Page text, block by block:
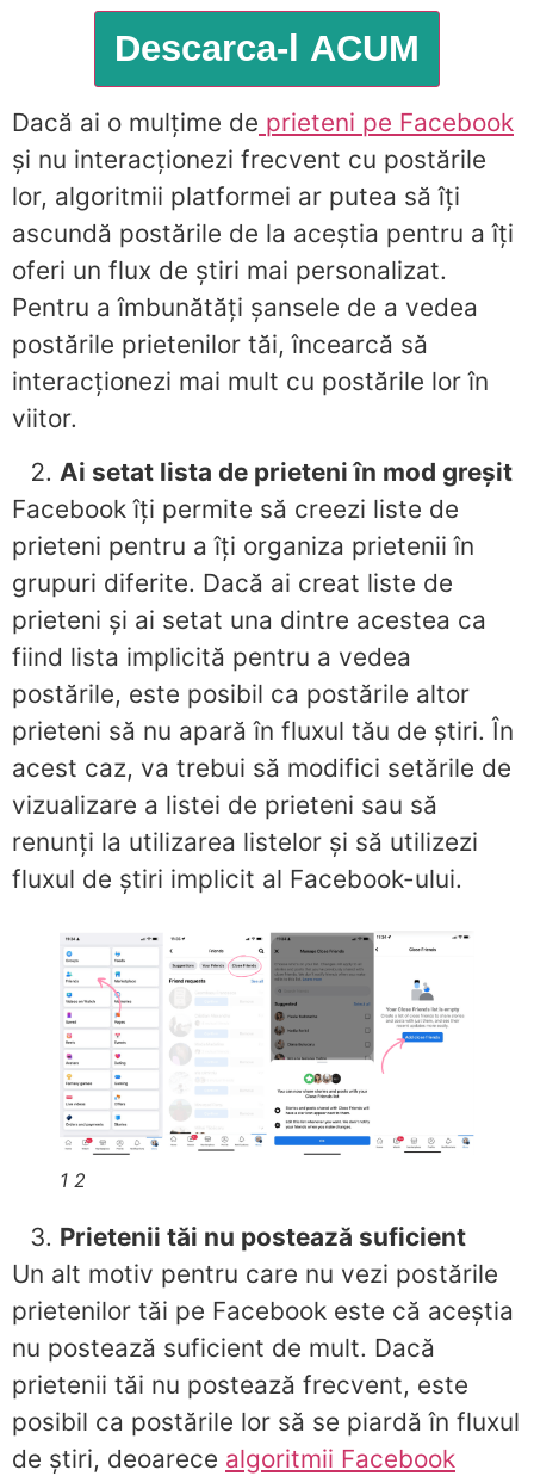
Dacă ai o mulțime de prieteni pe Facebook
și nu interacționezi frecvent cu postările
lor, algoritmii platformei ar putea să îți
ascundă postările de la aceștia pentru a îți
oferi un flux de știri mai personalizat.
Pentru a îmbunătăți șansele de a vedea
postările prietenilor tăi, încearcă să
interacționezi mai mult cu postările lor în
viitor.
Ai setat lista de prieteni în mod greșit
Facebook îți permite să creezi liste de
prieteni pentru a îți organiza prietenii în
grupuri diferite. Dacă ai creat liste de
prieteni și ai setat una dintre acestea ca
fiind lista implicită pentru a vedea
postările, este posibil ca postările altor
prieteni să nu apară în fluxul tău de știri. În
acest caz, va trebui să modifici setările de
vizualizare a listei de prieteni sau să
renunți la utilizarea listelor și să utilizezi
fluxul de știri implicit al Facebook-ului.
1 2
Prietenii tăi nu postează suficient
Un alt motiv pentru care nu vezi postările
prietenilor tăi pe Facebook este că aceștia
nu postează suficient de mult. Dacă
prietenii tăi nu postează frecvent, este
posibil ca postările lor să se piardă în fluxul
de știri, deoarece algoritmii Facebook